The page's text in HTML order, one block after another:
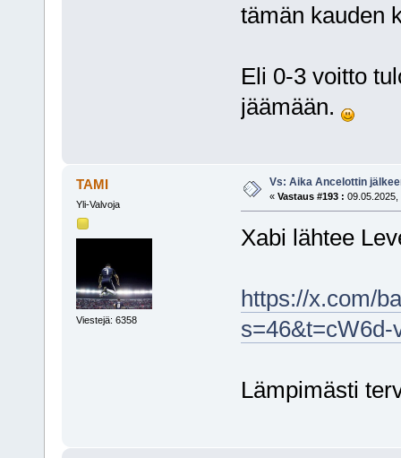
tämän kauden
Eli 0-3 voitto
jäämään.
TAMI
Yli-Valvoja
Viestejä: 6358
Vs: Aika Ancelottin
« Vastaus #193 : 09.05.2025,
Xabi lähtee
https://x.com/
Lämpimästi